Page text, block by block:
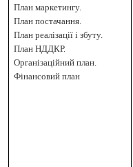
План маркетингу.
План постачання.
План реалізації і збуту.
План НДДКР.
Організаційний план.
Фінансовий план